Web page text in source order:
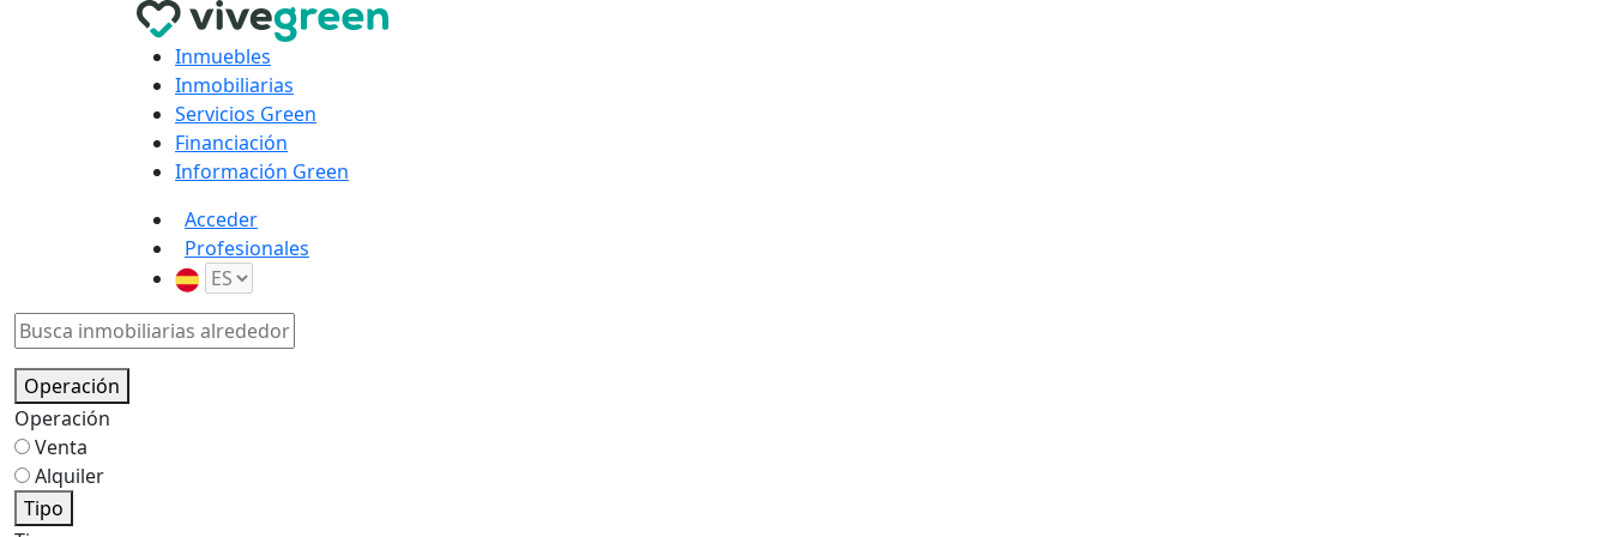
Inmuebles
Inmobiliarias
Servicios Green
Financiación
Información Green
Acceder
Profesionales
Operación
Operación
Venta
Alquiler
Tipo